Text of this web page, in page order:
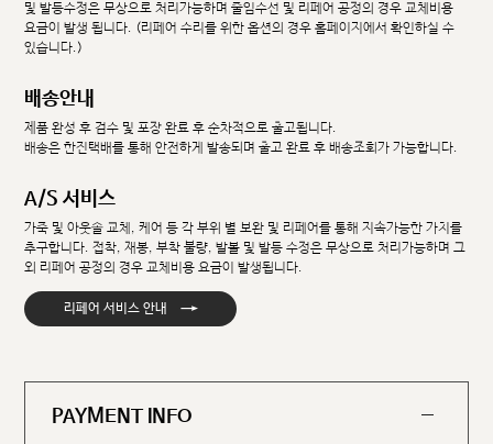
및 발등수정은 무상으로 처리가능하며 줄임수선 및 리페어 공정의 경우 교체비용
요금이 발생 됩니다. (리페어 수리를 위한 옵션의 경우 홈페이지에서 확인하실 수
있습니다.)
배송안내
제품 완성 후 검수 및 포장 완료 후 순차적으로 출고됩니다.
배송은 한진택배를 통해 안전하게 발송되며 출고 완료 후 배송조회가 가능합니다.
A/S 서비스
가죽 및 아웃솔 교체, 케어 등 각 부위 별 보완 및 리페어를 통해 지속가능한 가치를
추구합니다. 접착, 재봉, 부착 불량, 발볼 및 발등 수정은 무상으로 처리가능하며 그
외 리페어 공정의 경우 교체비용 요금이 발생됩니다.
리페어 서비스 안내 →
PAYMENT INFO